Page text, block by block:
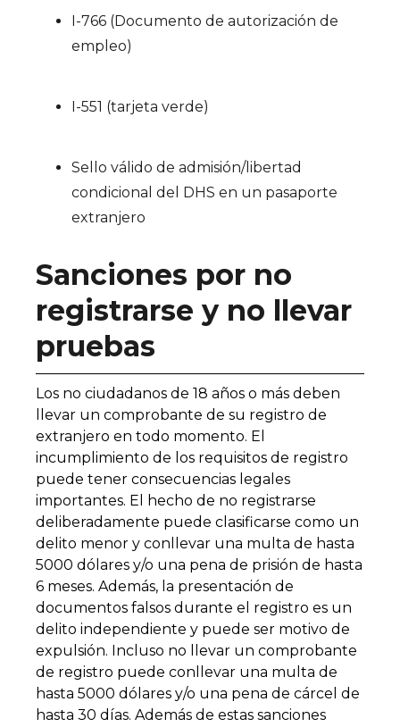
I-766 (Documento de autorización de
empleo)
I-551 (tarjeta verde)
Sello válido de admisión/libertad
condicional del DHS en un pasaporte
extranjero
Sanciones por no
registrarse y no llevar
pruebas
Los no ciudadanos de 18 años o más deben
llevar un comprobante de su registro de
extranjero en todo momento. El
incumplimiento de los requisitos de registro
puede tener consecuencias legales
importantes. El hecho de no registrarse
deliberadamente puede clasificarse como un
delito menor y conllevar una multa de hasta
5000 dólares y/o una pena de prisión de hasta
6 meses. Además, la presentación de
documentos falsos durante el registro es un
delito independiente y puede ser motivo de
expulsión. Incluso no llevar un comprobante
de registro puede conllevar una multa de
hasta 5000 dólares y/o una pena de cárcel de
hasta 30 días. Además de estas sanciones